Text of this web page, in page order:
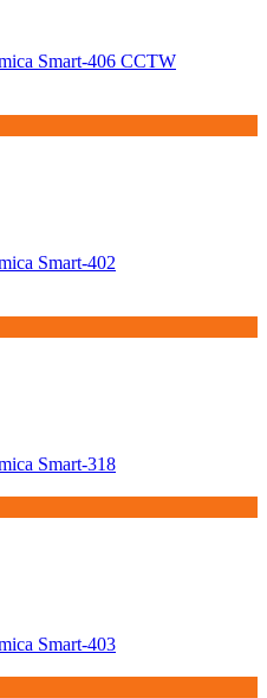
Smart-406 CCTW
Smart-402
Smart-318
Smart-403